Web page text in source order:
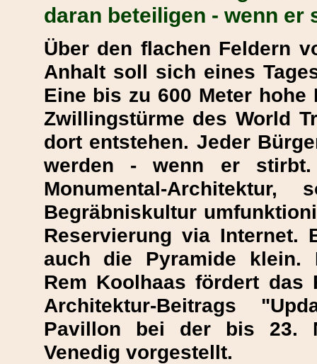
daran beteiligen - wenn er
Über den flachen Feldern
Anhalt soll sich eines
Eine bis zu 600 Meter
Zwillingstürme des World
dort entstehen. Jeder
werden - wenn er stirbt.
Monumental-
Begräbniskultur
Reservierung via Internet.
auch die Pyramide klein.
Rem Koolhaas fördert
Architektur-Beitrags
Pavillon bei der bis 23.
Venedig vorgestellt.